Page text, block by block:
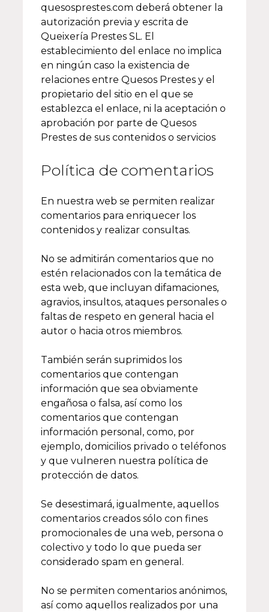
quesosprestes.com deberá obtener la
autorización previa y escrita de
Queixería Prestes SL. El
establecimiento del enlace no implica
en ningún caso la existencia de
relaciones entre Quesos Prestes y el
propietario del sitio en el que se
establezca el enlace, ni la aceptación o
aprobación por parte de Quesos
Prestes de sus contenidos o servicios
Política de comentarios
En nuestra web se permiten realizar
comentarios para enriquecer los
contenidos y realizar consultas.
No se admitirán comentarios que no
estén relacionados con la temática de
esta web, que incluyan difamaciones,
agravios, insultos, ataques personales o
faltas de respeto en general hacia el
autor o hacia otros miembros.
También serán suprimidos los
comentarios que contengan
información que sea obviamente
engañosa o falsa, así como los
comentarios que contengan
información personal, como, por
ejemplo, domicilios privado o teléfonos
y que vulneren nuestra política de
protección de datos.
Se desestimará, igualmente, aquellos
comentarios creados sólo con fines
promocionales de una web, persona o
colectivo y todo lo que pueda ser
considerado spam en general.
No se permiten comentarios anónimos,
así como aquellos realizados por una